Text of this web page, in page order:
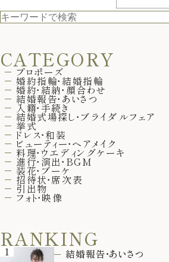
CATEGORY
プロポーズ
婚約指輪・結婚指輪
婚約・結納・顔合わせ
結婚報告・あいさつ
入籍・手続き
結婚式場探し・ブライダルフェア
挙式
ドレス・和装
ビューティー・ヘアメイク
料理・ウエディングケーキ
進行・演出・BGM
装花・ブーケ
招待状・席次表
引出物
フォト・映像
RANKING
1
結婚報告・あいさつ